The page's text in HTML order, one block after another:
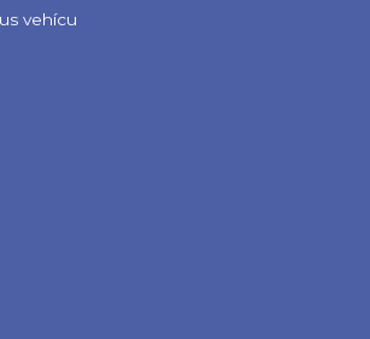
vehícu